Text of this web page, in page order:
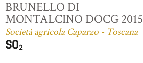
BRUNELLO DI
MONTALCINO DOCG 2015
Società agricola Caparzo - Toscana